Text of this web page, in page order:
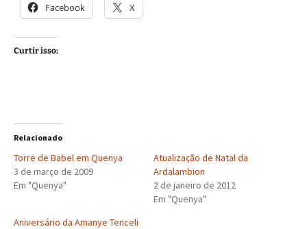
Facebook X
Curtir isso:
Relacionado
Torre de Babel em Quenya
3 de março de 2009
Em "Quenya"
Atualização de Natal da
Ardalambion
2 de janeiro de 2012
Em "Quenya"
Aniversário da Amanye Tenceli